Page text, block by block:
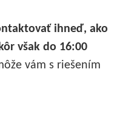
ihneď, ako
však do 16:00
vám s riešením